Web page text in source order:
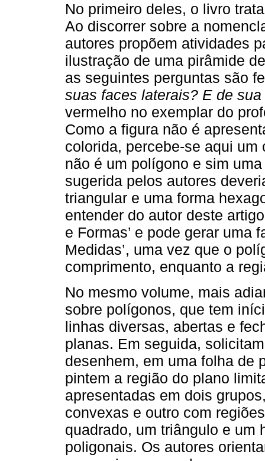
No primeiro deles, o livro
Ao discorrer sobre a
autores propõem atividades
ilustração de uma pirâmide
as seguintes perguntas são
suas faces laterais? E de
vermelho no exemplar do
Como a figura não é
colorida, percebe-se aqui
não é um polígono e sim
sugerida pelos autores
triangular e uma forma
entender do autor deste
e Formas’ e pode gerar uma
Medidas’, uma vez que o
comprimento, enquanto a
No mesmo volume, mais
sobre polígonos, que tem
linhas diversas, abertas e
planas. Em seguida,
desenhem, em uma folha de
pintem a região do plano
apresentadas em dois
convexas e outro com
quadrado, um triângulo e um
poligonais. Os autores